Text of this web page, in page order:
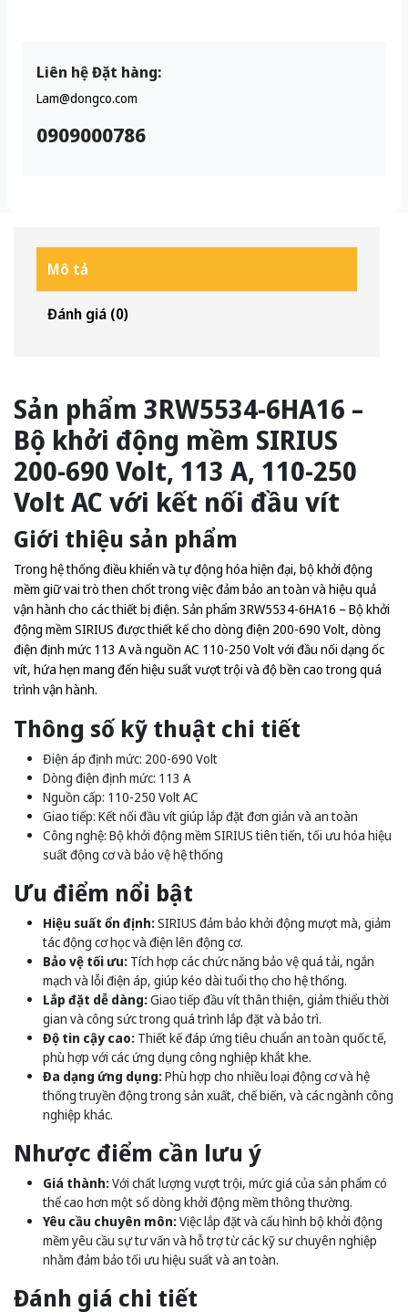
Liên hệ Đặt hàng:
Lam@dongco.com
0909000786
Mô tả
Đánh giá (0)
Sản phẩm 3RW5534-6HA16 –
Bộ khởi động mềm SIRIUS
200-690 Volt, 113 A, 110-250
Volt AC với kết nối đầu vít
Giới thiệu sản phẩm
Trong hệ thống điều khiển và tự động hóa hiện đại, bộ khởi động
mềm giữ vai trò then chốt trong việc đảm bảo an toàn và hiệu quả
vận hành cho các thiết bị điện. Sản phẩm 3RW5534-6HA16 – Bộ khởi
động mềm SIRIUS được thiết kế cho dòng điện 200-690 Volt, dòng
điện định mức 113 A và nguồn AC 110-250 Volt với đầu nối dạng ốc
vít, hứa hẹn mang đến hiệu suất vượt trội và độ bền cao trong quá
trình vận hành.
Thông số kỹ thuật chi tiết
Điện áp định mức: 200-690 Volt
Dòng điện định mức: 113 A
Nguồn cấp: 110-250 Volt AC
Giao tiếp: Kết nối đầu vít giúp lắp đặt đơn giản và an toàn
Công nghệ: Bộ khởi động mềm SIRIUS tiên tiến, tối ưu hóa hiệu
suất động cơ và bảo vệ hệ thống
Ưu điểm nổi bật
Hiệu suất ổn định:SIRIUS đảm bảo khởi động mượt mà, giảm
tác động cơ học và điện lên động cơ.
Bảo vệ tối ưu: Tích hợp các chức năng bảo vệ quá tải, ngắn
mạch và lỗi điện áp, giúp kéo dài tuổi thọ cho hệ thống.
Lắp đặt dễ dàng:Giao tiếp đầu vít thân thiện, giảm thiểu thời
gian và công sức trong quá trình lắp đặt và bảo trì.
Độ tin cậy cao: Thiết kế đáp ứng tiêu chuẩn an toàn quốc tế,
phù hợp với các ứng dụng công nghiệp khắt khe.
Đa dạng ứng dụng:Phù hợp cho nhiều loại động cơ và hệ
thống truyền động trong sản xuất, chế biến, và các ngành công
nghiệp khác.
Nhược điểm cần lưu ý
Giá thành:Với chất lượng vượt trội, mức giá của sản phẩm có
thể cao hơn một số dòng khởi động mềm thông thường.
Yêu cầu chuyên môn:Việc lắp đặt và cấu hình bộ khởi động
mềm yêu cầu sự tư vấn và hỗ trợ từ các kỹ sư chuyên nghiệp
nhằm đảm bảo tối ưu hiệu suất và an toàn.
Đánh giá chi tiết